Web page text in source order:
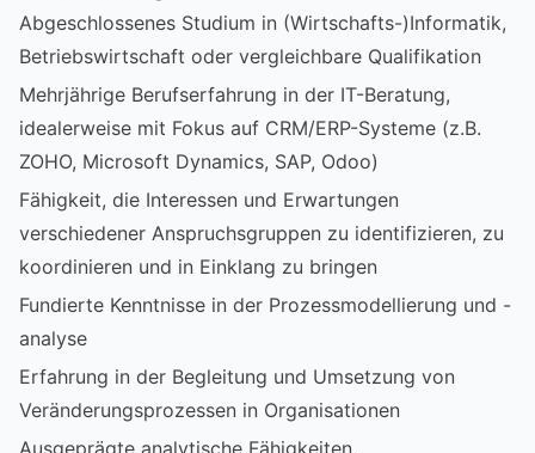
Abgeschlossenes Studium in (Wirtschafts-)Informatik,
Betriebswirtschaft oder vergleichbare Qualifikation
Mehrjährige Berufserfahrung in der IT-Beratung,
idealerweise mit Fokus auf CRM/ERP-Systeme (z.B.
ZOHO, Microsoft Dynamics, SAP, Odoo)
Fähigkeit, die Interessen und Erwartungen
verschiedener Anspruchsgruppen zu identifizieren, zu
koordinieren und in Einklang zu bringen
Fundierte Kenntnisse in der Prozessmodellierung und -
analyse
Erfahrung in der Begleitung und Umsetzung von
Veränderungsprozessen in Organisationen
Ausgeprägte analytische Fähigkeiten,